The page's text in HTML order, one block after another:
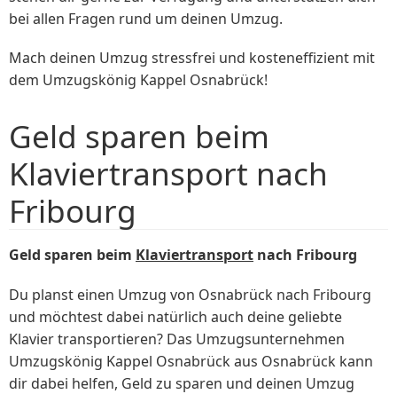
bei allen Fragen rund um deinen Umzug.
Mach deinen Umzug stressfrei und kosteneffizient mit
dem Umzugskönig Kappel Osnabrück!
Geld sparen beim
Klaviertransport nach
Fribourg
Geld sparen beim Klaviertransport nach Fribourg
Du planst einen Umzug von Osnabrück nach Fribourg
und möchtest dabei natürlich auch deine geliebte
Klavier transportieren? Das Umzugsunternehmen
Umzugskönig Kappel Osnabrück aus Osnabrück kann
dir dabei helfen, Geld zu sparen und deinen Umzug